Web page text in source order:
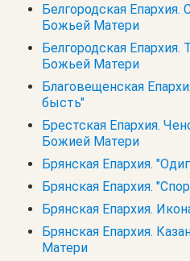
Белгородская Епархия.
Божьей Матери
Белгородская Епархия.
Божьей Матери
Благовещенская
бысть"
Брестская Епархия.
Божией Матери
Брянская Епархия.
Брянская Епархия.
Брянская Епархия.
Брянская Епархия.
Матери